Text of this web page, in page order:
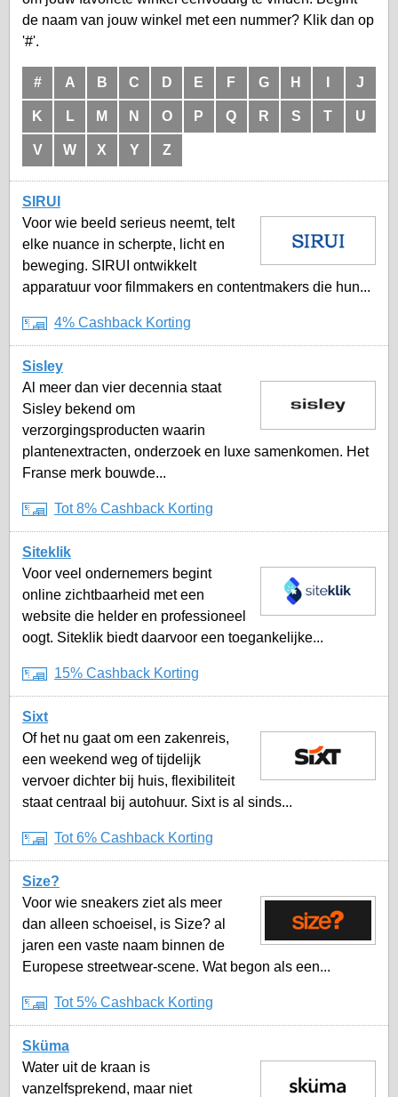
de naam van jouw winkel met een nummer? Klik dan op
'#'.
# A B C D E F G H J
K L M N O P Q R S T U
V W X Y Z
SIRUI
Voor wie beeld serieus neemt, telt
elke nuance in scherpte, licht en
beweging. SIRUI ontwikkelt
apparatuur voor filmmakers en contentmakers die hun...
4% Cashback Korting
Sisley
Al meer dan vier decennia staat
Sisley bekend om
verzorgingsproducten waarin
plantenextracten, onderzoek en luxe samenkomen. Het
Franse merk bouwde...
Tot 8% Cashback Korting
Siteklik
Voor veel ondernemers begint
online zichtbaarheid met een
website die helder en professioneel
oogt. Siteklik biedt daarvoor een toegankelijke...
15% Cashback Korting
Sixt
Of het nu gaat om een zakenreis,
een weekend weg of tijdelijk
vervoer dichter bij huis, flexibiliteit
staat centraal bij autohuur. Sixt is al sinds...
Tot 6% Cashback Korting
Size?
Voor wie sneakers ziet als meer
dan alleen schoeisel, is Size? al
jaren een vaste naam binnen de
Europese streetwear-scene. Wat begon als een...
Tot 5% Cashback Korting
Sküma
Water uit de kraan is
vanzelfsprekend, maar niet